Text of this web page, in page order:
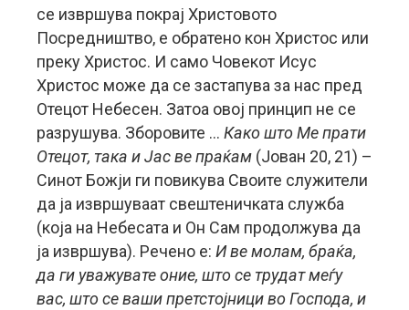
се извршува покрај Христовото
Посредништво, е обратено кон Христос или
преку Христос. И само Човекот Исус
Христос може да се застапува за нас пред
Отецот Небесен. Затоа овој принцип не се
разрушува. Зборовите … Како што Ме прати
Отецот, така и Јас ве праќам (Јован 20, 21) –
Синот Божји ги повикува Своите служители
да ја извршуваат свештеничката служба
(која на Небесата и Он Сам продолжува да
ја извршува). Речено е: И ве молам, браќа,
да ги уважувате оние, што се трудат меѓу
вас, што се ваши претстојници во Господа, и